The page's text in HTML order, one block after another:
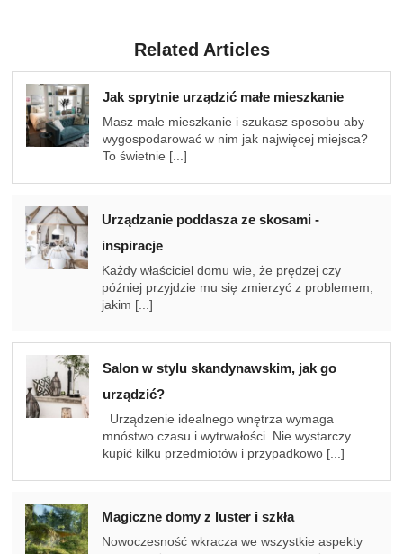
Related Articles
Jak sprytnie urządzić małe mieszkanie
Masz małe mieszkanie i szukasz sposobu aby
wygospodarować w nim jak najwięcej miejsca?
To świetnie [...]
Urządzanie poddasza ze skosami -
inspiracje
Każdy właściciel domu wie, że prędzej czy
później przyjdzie mu się zmierzyć z problemem,
jakim [...]
Salon w stylu skandynawskim, jak go
urządzić?
Urządzenie idealnego wnętrza wymaga
mnóstwo czasu i wytrwałości. Nie wystarczy
kupić kilku przedmiotów i przypadkowo [...]
Magiczne domy z luster i szkła
Nowoczesność wkracza we wszystkie aspekty